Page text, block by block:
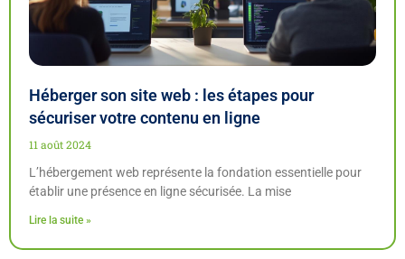
Héberger son site web : les étapes pour
sécuriser votre contenu en ligne
11 août 2024
L’hébergement web représente la fondation essentielle pour
établir une présence en ligne sécurisée. La mise
Lire la suite »